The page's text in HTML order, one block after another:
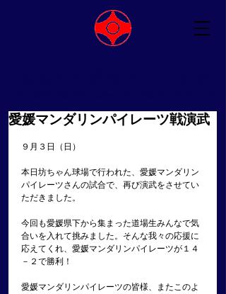
愛媛マンダリンパイレーツ戦演武
９月３日（日）
本日坊ちゃん球場で行われた、愛媛マンダリン
パイレーツさんの試合で、再び演武をさせてい
ただきました。
今回も愛媛県下から集まった道場生みんなで気
合いを入れて挑みました。そんな我々の応援に
応えてくれ、愛媛マンダリンパイレーツが１４
－２で勝利！
愛媛マンダリンパイレーツの皆様、またこのよ